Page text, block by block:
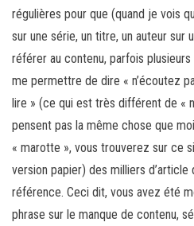
régulières pour que (quand je vois
sur une série, un titre, un auteur sur
référer au contenu, parfois
me permettre de dire « n’écoutez
lire » (ce qui est très différent de «
pensent pas la même chose que
« marotte », vous trouverez sur ce
version papier) des milliers d’article
référence. Ceci dit, vous avez été
phrase sur le manque de contenu,